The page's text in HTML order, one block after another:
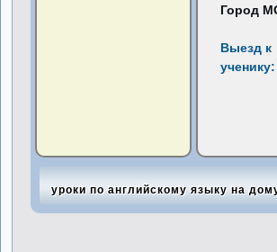
Город
Выезд к
ученику:
уроки по английскому языку на